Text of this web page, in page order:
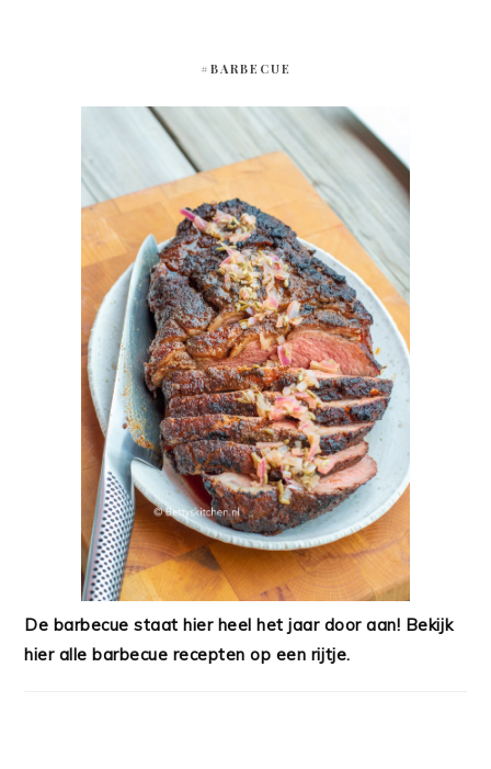
#BARBECUE
De barbecue staat hier heel het jaar door aan! Bekijk
hier alle barbecue recepten op een rijtje.